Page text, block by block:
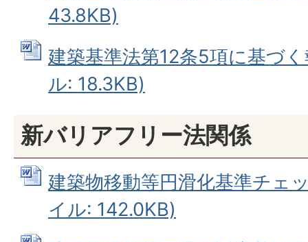
43.8KB)
建築基準法第12条5項に基づ
ル: 18.3KB)
新バリアフリー法関係
建築物移動等円滑化基準チェ
イル: 142.0KB)